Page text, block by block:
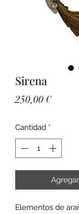
Sirena
250,00 €Precio
Cantidad *
Elementos de